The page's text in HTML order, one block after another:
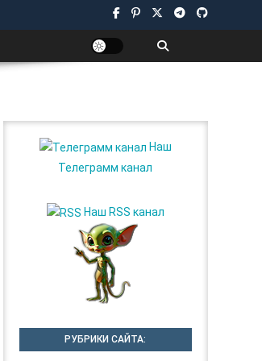
Наш
Телеграмм канал
Наш RSS канал
РУБРИКИ САЙТА: